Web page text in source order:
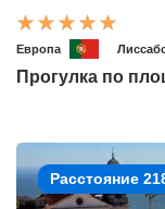
Европа
Прогулка по
Расстояние